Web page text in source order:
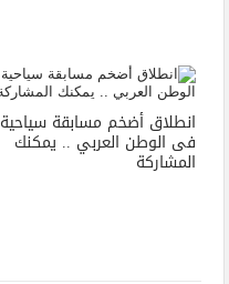
انطلاق أضخم مسابقة سياحية
فى الوطن العربي .. يمكنك
المشاركة